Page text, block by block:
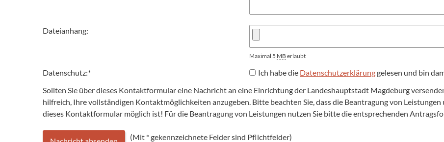
Dateianhang:
Maximal 5 MB erlaubt
Datenschutz:* Ich habe die Datenschutzerklärunggelesen und bin
Sollten Sie über dieses Kontaktformular eine Nachricht an eine Einrichtung der Landeshauptstadt Magdeburg
hilfreich, Ihre vollständigen Kontaktmöglichkeiten anzugeben. Bitte beachten Sie, dass die Beantragung von
dieses Kontaktformular möglich ist! Für die Beantragung von Leistungen nutzen Sie bitte die entsprechenden
(Mit *gekennzeichnete Felder sind Pflichtfelder)